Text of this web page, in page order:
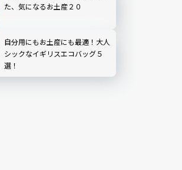
た、気になるお土産２０
自分用にもお土産にも最適！大人
シックなイギリスエコバッグ５
選！